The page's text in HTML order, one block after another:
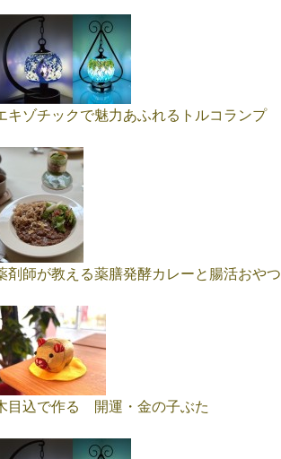
キゾチックで魅力あふれるトルコランプ
剤師が教える薬膳発酵カレーと腸活おやつ
目込で作る 開運・金の子ぶた